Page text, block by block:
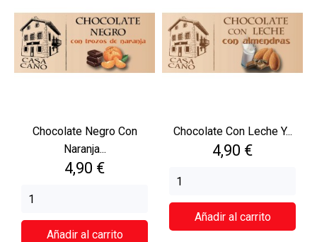
Chocolate Negro Con
Naranja...
Precio
4,90 €
Añadir al carrito
Chocolate Con Leche Y...
Precio
4,90 €
Añadir al carrito